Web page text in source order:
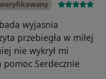
wyjasnia
przebiegła w miłej
nie wykrył mi
Serdecznie